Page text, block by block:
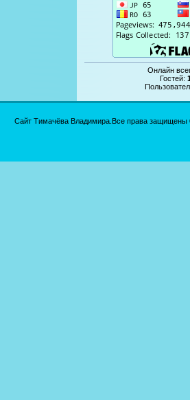
Онлайн
Гостей:
Сайт Тимачёва Владимира.Все права защищены